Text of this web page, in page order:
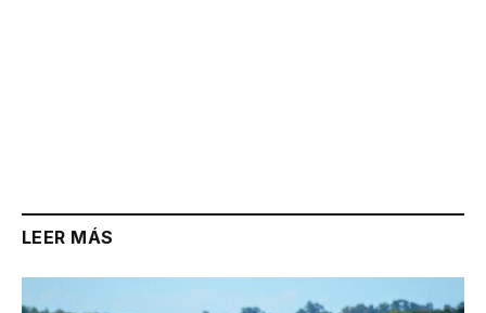
LEER MÁS